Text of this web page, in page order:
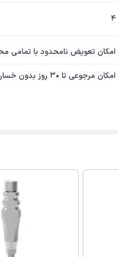
4
امکان تعویض نامحدود با تمامی
امکان مرجوعی تا 30 روز بدون خسارت